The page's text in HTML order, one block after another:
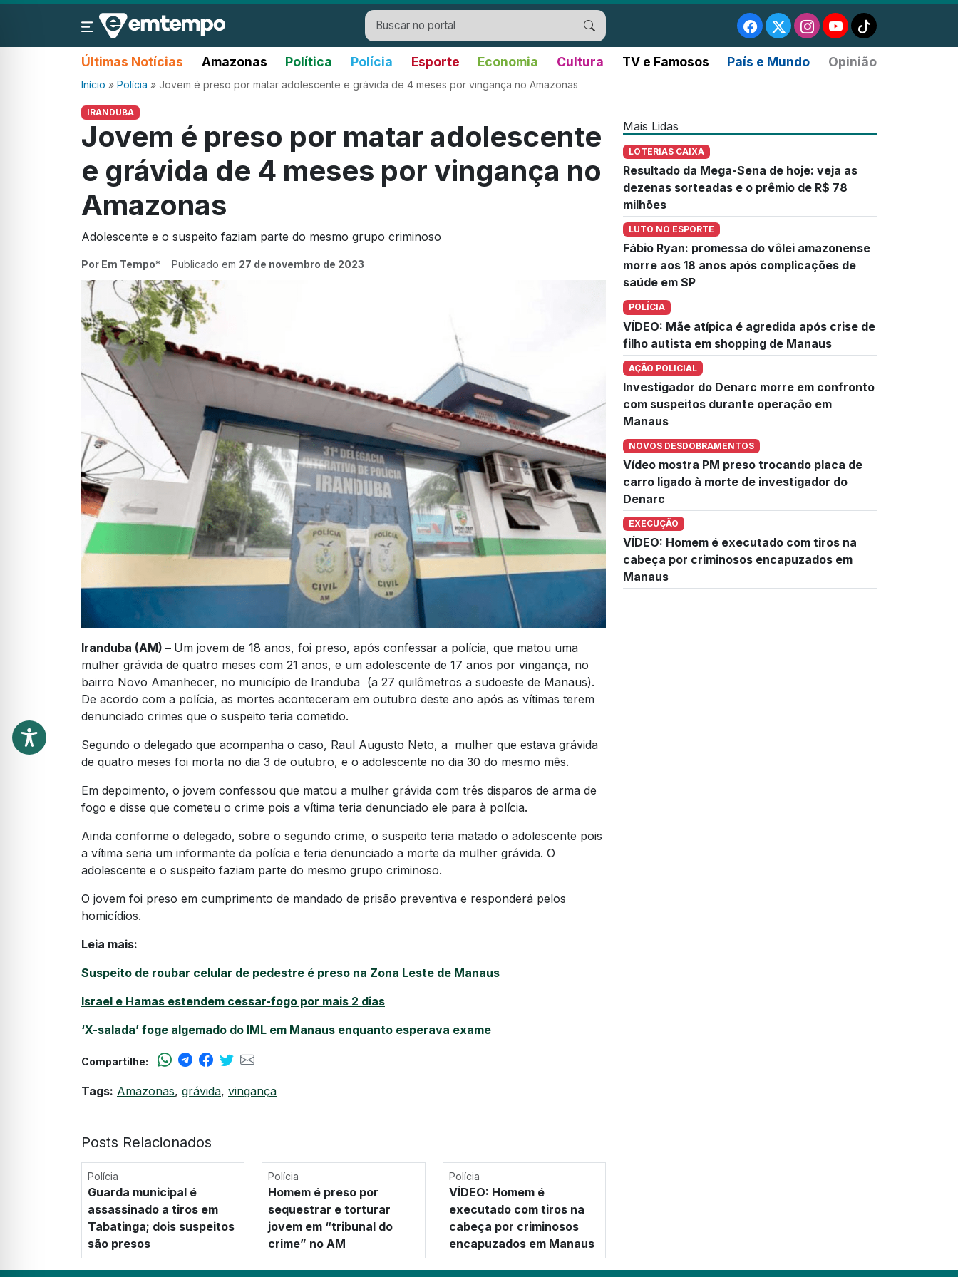
Últimas Notícias Amazonas Política Polícia Esporte Economia Cultura TV e Famosos País e Mundo Opinião
Início » Polícia » Jovem é preso por matar adolescente e grávida de 4 meses por vingança no Amazonas
IRANDUBA
Jovem é preso por matar adolescente
e grávida de 4 meses por vingança no
Amazonas
Adolescente e o suspeito faziam parte do mesmo grupo criminoso
Por Em Tempo* Publicado em 27 de novembro de 2023
Iranduba (AM) – Um jovem de 18 anos, foi preso, após confessar a polícia, que matou uma
mulher grávida de quatro meses com 21 anos, e um adolescente de 17 anos por vingança, no
bairro Novo Amanhecer, no município de Iranduba (a 27 quilômetros a sudoeste de Manaus).
De acordo com a polícia, as mortes aconteceram em outubro deste ano após as vítimas terem
denunciado crimes que o suspeito teria cometido.
Segundo o delegado que acompanha o caso, Raul Augusto Neto, a mulher que estava grávida
de quatro meses foi morta no dia 3 de outubro, e o adolescente no dia 30 do mesmo mês.
Em depoimento, o jovem confessou que matou a mulher grávida com três disparos de arma de
fogo e disse que cometeu o crime pois a vítima teria denunciado ele para à polícia.
Ainda conforme o delegado, sobre o segundo crime, o suspeito teria matado o adolescente pois
a vítima seria um informante da polícia e teria denunciado a morte da mulher grávida. O
adolescente e o suspeito faziam parte do mesmo grupo criminoso.
O jovem foi preso em cumprimento de mandado de prisão preventiva e responderá pelos
homicídios.
Leia mais:
Suspeito de roubar celular de pedestre é preso na Zona Leste de Manaus
Israel e Hamas estendem cessar-fogo por mais 2 dias
‘X-salada’ foge algemado do IML em Manaus enquanto esperava exame
Compartilhe:
Tags: Amazonas, grávida, vingança
Posts Relacionados
Polícia
Guarda municipal é
assassinado a tiros em
Tabatinga; dois suspeitos
são presos
Polícia
Homem é preso por
sequestrar e torturar
jovem em “tribunal do
crime” no AM
Polícia
VÍDEO: Homem é
executado com tiros na
cabeça por criminosos
encapuzados em Manaus
Mais Lidas
LOTERIAS CAIXA
Resultado da Mega-Sena de hoje: veja as
dezenas sorteadas e o prêmio de R$ 78
milhões
LUTO NO ESPORTE
Fábio Ryan: promessa do vôlei amazonense
morre aos 18 anos após complicações de
saúde em SP
POLÍCIA
VÍDEO: Mãe atípica é agredida após crise de
filho autista em shopping de Manaus
AÇÃO POLICIAL
Investigador do Denarc morre em confronto
com suspeitos durante operação em
Manaus
NOVOS DESDOBRAMENTOS
Vídeo mostra PM preso trocando placa de
carro ligado à morte de investigador do
Denarc
EXECUÇÃO
VÍDEO: Homem é executado com tiros na
cabeça por criminosos encapuzados em
Manaus